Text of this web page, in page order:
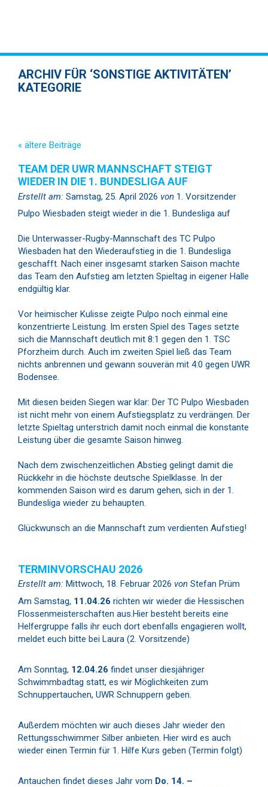
ARCHIV FÜR ‘SONSTIGE AKTIVITÄTEN’
KATEGORIE
« ältere Beiträge
TEAM DER UWR MANNSCHAFT STEIGT
WIEDER IN DIE 1. BUNDESLIGA AUF
Erstellt am: Samstag, 25. April 2026 von 1. Vorsitzender
Pulpo Wiesbaden steigt wieder in die 1. Bundesliga auf
Die Unterwasser-Rugby-Mannschaft des TC Pulpo
Wiesbaden hat den Wiederaufstieg in die 1. Bundesliga
geschafft. Nach einer insgesamt starken Saison machte
das Team den Aufstieg am letzten Spieltag in eigener Halle
endgültig klar.
Vor heimischer Kulisse zeigte Pulpo noch einmal eine
konzentrierte Leistung. Im ersten Spiel des Tages setzte
sich die Mannschaft deutlich mit 8:1 gegen den 1. TSC
Pforzheim durch. Auch im zweiten Spiel ließ das Team
nichts anbrennen und gewann souverän mit 4:0 gegen UWR
Bodensee.
Mit diesen beiden Siegen war klar: Der TC Pulpo Wiesbaden
ist nicht mehr von einem Aufstiegsplatz zu verdrängen. Der
letzte Spieltag unterstrich damit noch einmal die konstante
Leistung über die gesamte Saison hinweg.
Nach dem zwischenzeitlichen Abstieg gelingt damit die
Rückkehr in die höchste deutsche Spielklasse. In der
kommenden Saison wird es darum gehen, sich in der 1.
Bundesliga wieder zu behaupten.
Glückwunsch an die Mannschaft zum verdienten Aufstieg!
TERMINVORSCHAU 2026
Erstellt am: Mittwoch, 18. Februar 2026 von Stefan Prüm
Am Samstag, 11.04.26 richten wir wieder die Hessischen
Flossenmeisterschaften aus.Hier besteht bereits eine
Helfergruppe falls ihr euch dort ebenfalls engagieren wollt,
meldet euch bitte bei Laura (2. Vorsitzende)
Am Sonntag, 12.04.26 findet unser diesjähriger
Schwimmbadtag statt, es wir Möglichkeiten zum
Schnuppertauchen, UWR Schnuppern geben.
Außerdem möchten wir auch dieses Jahr wieder den
Rettungsschwimmer Silber anbieten. Hier wird es auch
wieder einen Termin für 1. Hilfe Kurs geben (Termin folgt)
Antauchen findet dieses Jahr vom Do. 14. –